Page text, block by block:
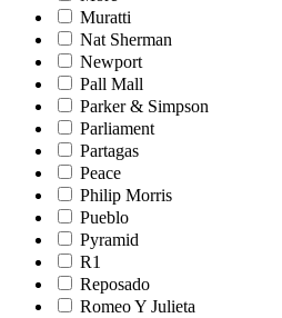
Muratti
Nat Sherman
Newport
Pall Mall
Parker & Simpson
Parliament
Partagas
Peace
Philip Morris
Pueblo
Pyramid
R1
Reposado
Romeo Y Julieta